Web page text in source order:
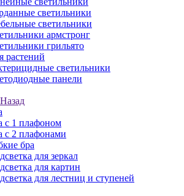
светильники
светильники
армстронг
грильято
растений
светильники
панели
Назад
с 1 плафоном
с 2 плафонами
бра
для зеркал
для картин
для лестниц и ступеней